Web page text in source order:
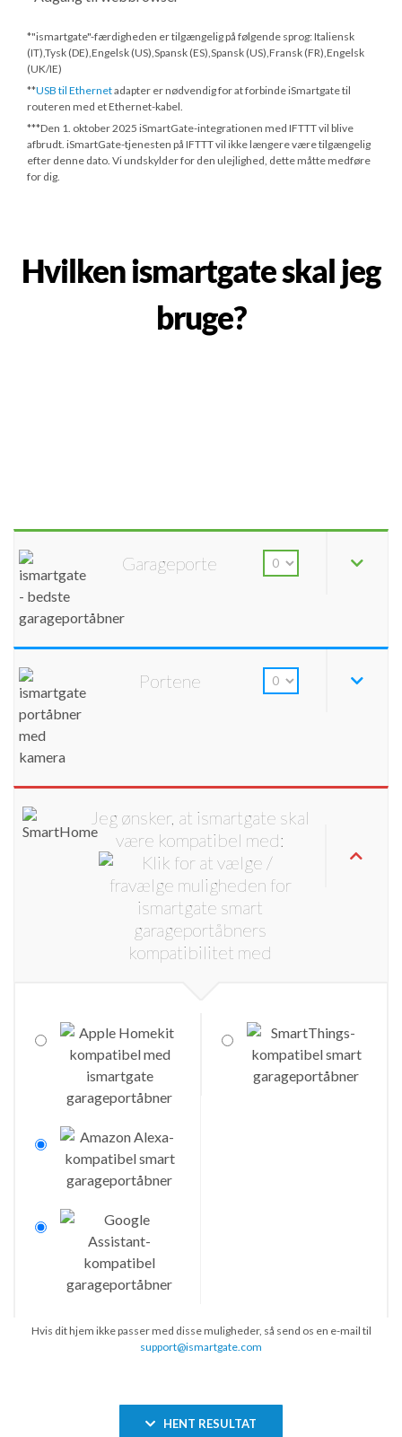
*"ismartgate"-færdigheden er tilgængelig på følgende sprog: Italiensk
(IT),Tysk (DE),Engelsk (US),Spansk (ES),Spansk (US),Fransk (FR),Engelsk
(UK/IE)
**USB til Ethernetadapter er nødvendig for at forbinde iSmartgate til
routeren med et Ethernet-kabel.
***Den 1. oktober 2025 iSmartGate-integrationen med IFTTT vil blive
afbrudt. iSmartGate-tjenesten på IFTTT vil ikke længere være tilgængelig
efter denne dato. Vi undskylder for den ulejlighed, dette måtte medføre
for dig.
Hvilken ismartgate skal jeg
bruge?
Garageporte
Portene
Jeg ønsker, at ismartgate skal
være kompatibel med:
Hvis dit hjem ikke passer med disse muligheder, så send os en e-mail til
support@ismartgate.com
HENT RESULTAT